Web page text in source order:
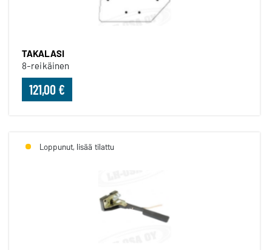
TAKALASI
8-reikäinen
121,00 €
Loppunut, lisää tilattu